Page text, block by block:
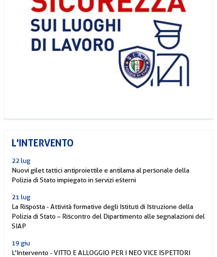
L'INTERVENTO
22 lug
Nuovi gilet tattici antiproiettile e antilama al personale della
Polizia di Stato impiegato in servizi esterni
21 lug
La Risposta - Attività formative degli Istituti di Istruzione della
Polizia di Stato – Riscontro del Dipartimento alle segnalazioni del
SIAP
19 giu
L'Intervento - VITTO E ALLOGGIO PER I NEO VICE ISPETTORI